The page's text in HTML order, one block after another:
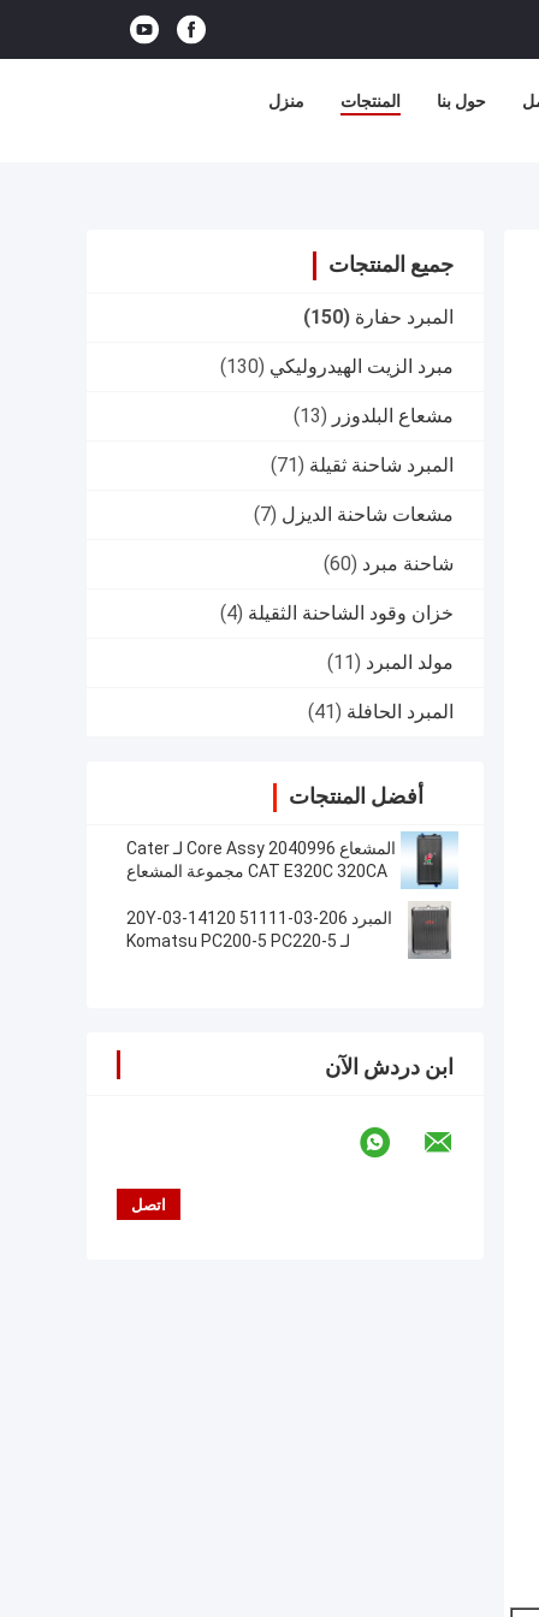
منزل المنتجات حول بنا
جميع المنتجات
المبرد حفارة (150)
مبرد الزيت الهيدروليكي (130)
مشعاع البلدوزر (13)
المبرد شاحنة ثقيلة (71)
مشعات شاحنة الديزل (7)
شاحنة مبرد (60)
خزان وقود الشاحنة الثقيلة (4)
مولد المبرد (11)
المبرد الحافلة (41)
أفضل المنتجات
المشعاع Core Assy 2040996 لـ Cater
CAT E320C 320CA مجموعة المشعاع
المبرد 206-03-51111 20Y-03-14120
لـ Komatsu PC200-5 PC220-5
ابن دردش الآن